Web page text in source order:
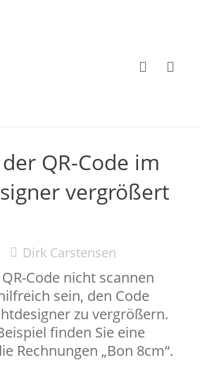
QR-Code im
vergrößert
Dirk Carstensen
Code nicht scannen
sein, den Code
zu vergrößern.
finden Sie eine
Rechnungen „Bon 8cm“.